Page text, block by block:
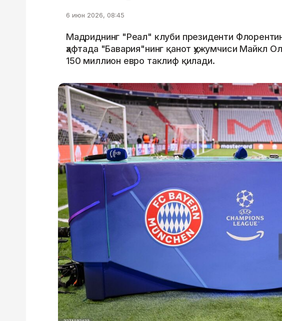
6 июн 2026, 08:45
Мадриднинг "Реал" клуби президенти
ҳафтада "Бавария"нинг қанот ҳужумчиси Майкл
150 миллион евро таклиф қилади.